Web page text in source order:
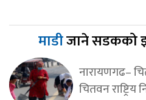
माडीजाने सडकको
नारायणगढ–
चितवन राष्ट्रिय